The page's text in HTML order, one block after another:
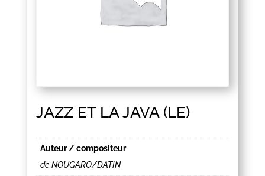
JAZZ ET LA JAVA (LE)
Auteur / compositeur
de NOUGARO/DATIN